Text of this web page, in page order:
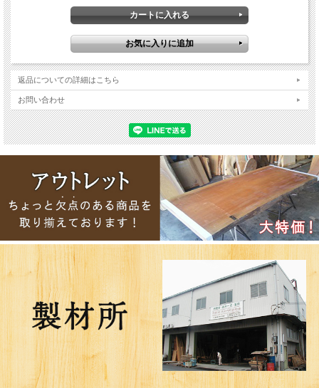
返品についての詳細はこちら
お問い合わせ